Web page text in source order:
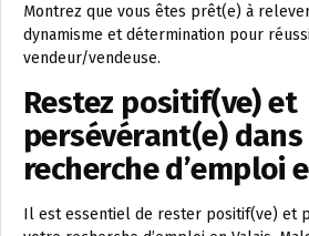
Montrez que vous êtes prêt(e) à
dynamisme et détermination pour
vendeur/vendeuse.
Restez positif(ve) et
persévérant(e)
recherche d’emploi
Il est essentiel de rester positif(ve) et